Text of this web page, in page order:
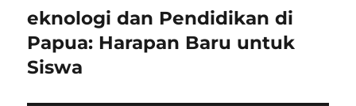
Next
post:
eknologi dan Pendidikan di
Papua: Harapan Baru untuk
Siswa